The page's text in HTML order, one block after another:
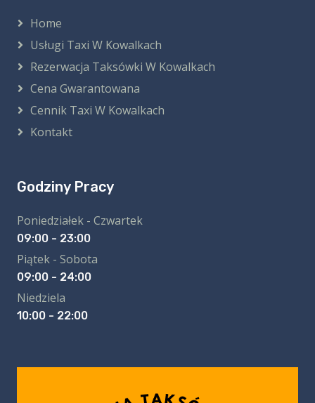
Home
Usługi Taxi W Kowalkach
Rezerwacja Taksówki W Kowalkach
Cena Gwarantowana
Cennik Taxi W Kowalkach
Kontakt
Godziny Pracy
Poniedziałek - Czwartek
09:00 - 23:00
Piątek - Sobota
09:00 - 24:00
Niedziela
10:00 - 22:00